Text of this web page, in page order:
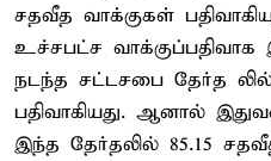
சதவீத வாக்குகள்
உச்சபட்ச வாக்குப்பதிவாக
நடந்த சட்டசபை தேர்த
பதிவாகியது. ஆனால்
இந்த தேர்தலில் 85.15